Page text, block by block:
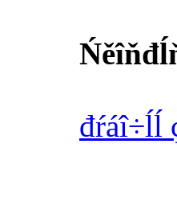
đŕáî÷ĺĺ